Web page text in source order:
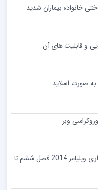
خانواده بیماران شدید
و قابلیت های آن
صورت اسلاید
خلاصه کتاب زایمان و بارداری ویلیامز 2014 فصل ششم تا